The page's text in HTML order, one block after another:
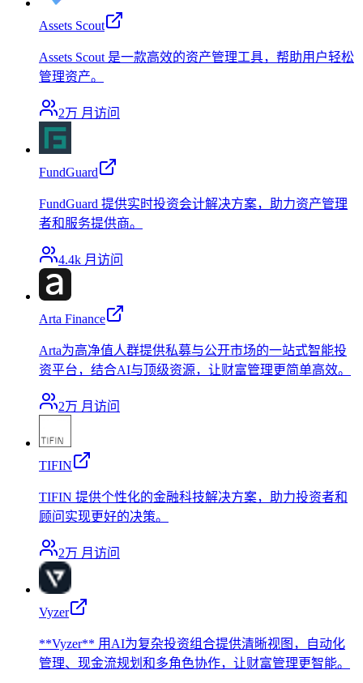
Assets Scout
Assets Scout 是一款高效的资产管理工具，帮助用户轻松
管理资产。
2万 月访问
FundGuard
FundGuard 提供实时投资会计解决方案，助力资产管理
者和服务提供商。
4.4k 月访问
Arta Finance
Arta为高净值人群提供私募与公开市场的一站式智能投
资平台，结合AI与顶级资源，让财富管理更简单高效。
2万 月访问
TIFIN
TIFIN 提供个性化的金融科技解决方案，助力投资者和
顾问实现更好的决策。
2万 月访问
Vyzer
**Vyzer** 用AI为复杂投资组合提供清晰视图，自动化
管理、现金流规划和多角色协作，让财富管理更智能。